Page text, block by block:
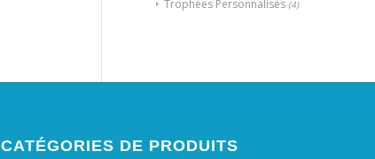
Trophées Personnalisés (4)
CATÉGORIES DE PRODUITS